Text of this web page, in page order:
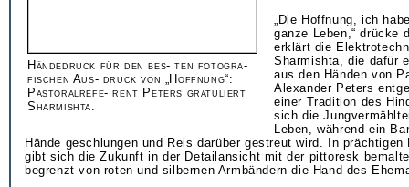
Händedruck für den bes- ten fotogra-
fischen Aus- druck von „Hoffnung“:
Pastoralrefe- rent Peters gratuliert
Sharmishta.
„Die Hoffnung, ich
ganze Leben,“ drücke
erklärt die
Sharmishta, die dafür
aus den Händen von
Alexander Peters
einer Tradition des
sich die
Leben, während ein
Hände geschlungen und Reis darüber gestreut wird. In prächtigen
gibt sich die Zukunft in der Detailansicht mit der pittoresk
begrenzt von roten und silbernen Armbändern die Hand des